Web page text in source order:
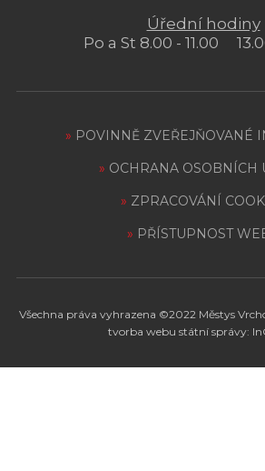
Úřední hodiny
Po a St 8.00 - 11.00
» POVINNĚ ZVEŘEJŇOVANÉ
» OCHRANA OSOBNÍCH
» ZPRACOVÁNÍ
» PŘÍSTUPNOST
Všechna práva vyhrazena ©2022 Městys
tvorba webu státní správy: